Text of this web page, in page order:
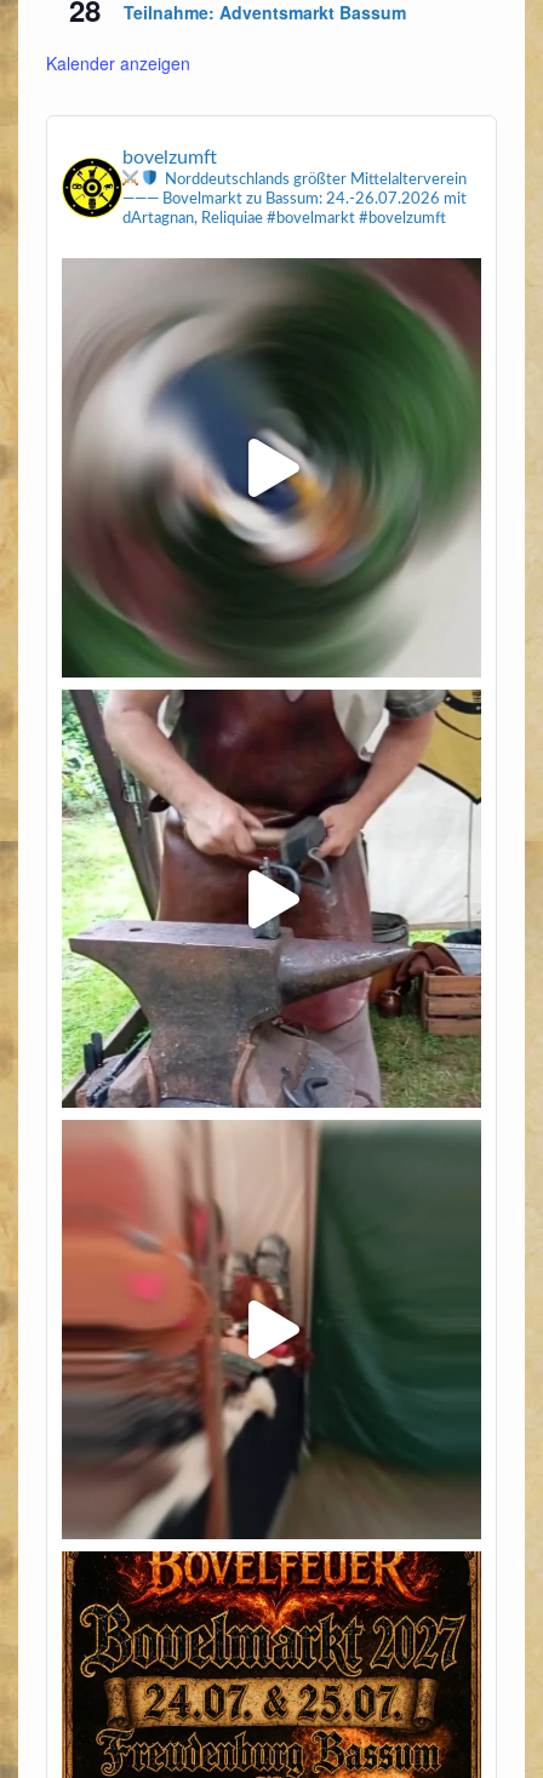
28 Teilnahme: Adventsmarkt Bassum
Kalender anzeigen
bovelzumft
Norddeutschlands größter Mittelalterverein
——— Bovelmarkt zu Bassum: 24.-26.07.2026 mit
dArtagnan, Reliquiae#bovelmarkt #bovelzumft